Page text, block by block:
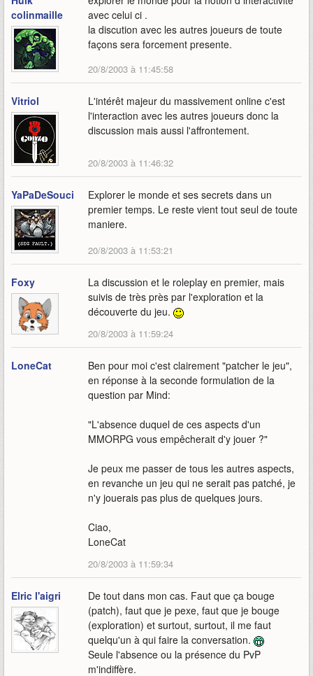
colinmaille
avec celui ci .
la discution avec les autres joueurs de toute
façons sera forcement presente.
20/8/2003 à 11:45:58
Vitriol
L'intérêt majeur du massivement online c'est
l'interaction avec les autres joueurs donc la
discussion mais aussi l'affrontement.
20/8/2003 à 11:46:32
YaPaDeSouci
Explorer le monde et ses secrets dans un
premier temps. Le reste vient tout seul de toute
maniere.
20/8/2003 à 11:53:21
Foxy
La discussion et le roleplay en premier, mais
suivis de très près par l'exploration et la
découverte du jeu.
20/8/2003 à 11:59:24
LoneCat
Ben pour moi c'est clairement "patcher le jeu",
en réponse à la seconde formulation de la
question par Mind:
"L'absence duquel de ces aspects d'un
MMORPG vous empêcherait d'y jouer ?"
Je peux me passer de tous les autres aspects,
en revanche un jeu qui ne serait pas patché, je
n'y jouerais pas plus de quelques jours.
Ciao,
LoneCat
20/8/2003 à 11:59:34
Elric l'aigri
De tout dans mon cas. Faut que ça bouge
(patch), faut que je pexe, faut que je bouge
(exploration) et surtout, surtout, il me faut
quelqu'un à qui faire la conversation.
Seule l'absence ou la présence du PvP
m'indiffère.